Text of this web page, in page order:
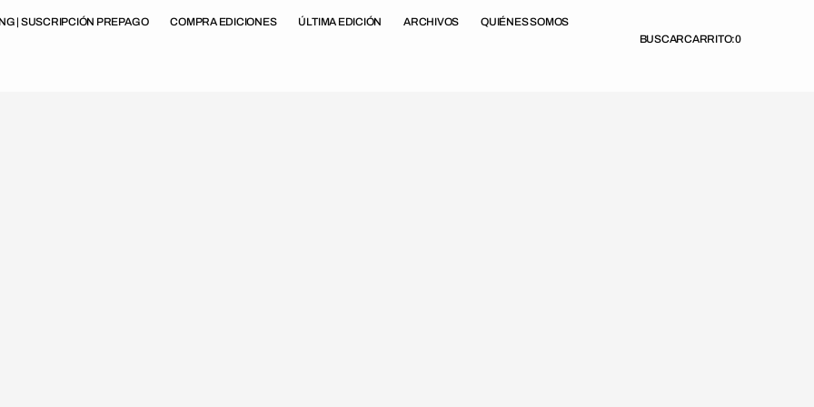
| SUSCRIPCIÓN PREPAGO COMPRA EDICIONES ÚLTIMA EDICIÓN ARCHIVOS QUIÉNES SOMOS
BUSCARCARRITO:0